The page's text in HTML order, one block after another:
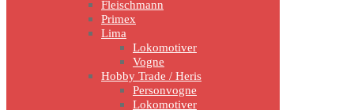
Fleischmann
Primex
Lima
Lokomotiver
Vogne
Hobby Trade / Heris
Personvogne
Lokomotiver